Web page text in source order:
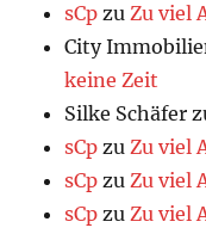
sCp zuZu viel
City
keine Zeit
Silke Schäfer
sCp zuZu viel
sCp zuZu viel
sCp zuZu viel